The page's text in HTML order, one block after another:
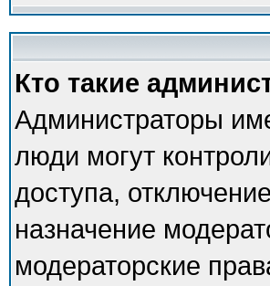
Кто такие
Администраторы
люди могут
доступа,
назначение
модераторские